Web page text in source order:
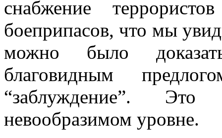
снабжение
боеприпасов, что мы
можно было
благовидным
“заблуждение”.
невообразимом уровне.